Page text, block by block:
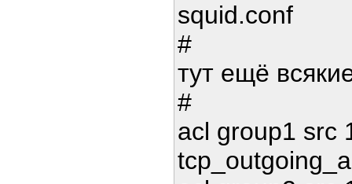
squid.conf
#
тут ещё
#
acl group1 src